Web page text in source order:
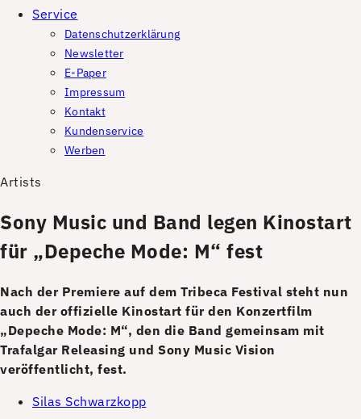
Service
Datenschutzerklärung
Newsletter
E-Paper
Impressum
Kontakt
Kundenservice
Werben
Artists
Sony Music und Band legen Kinostart
für „Depeche Mode: M“ fest
Nach der Premiere auf dem Tribeca Festival steht nun
auch der offizielle Kinostart für den Konzertfilm
„Depeche Mode: M“, den die Band gemeinsam mit
Trafalgar Releasing und Sony Music Vision
veröffentlicht, fest.
Silas Schwarzkopp